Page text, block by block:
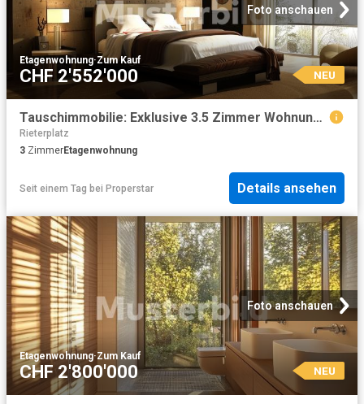
Foto anschauen
Etagenwohnung·Zum Kauf
CHF 2'552'000 NEU
Tauschimmobilie: Exklusive 3.5 Zimmer Wohnung in Zürich, frisch renoviert und Minergie zertifiziert
Rieterplatz
3 ZimmerEtagenwohnung
Seit einem Tag bei Properstar Details ansehen
Foto anschauen
Etagenwohnung·Zum Kauf
CHF 2'800'000 NEU